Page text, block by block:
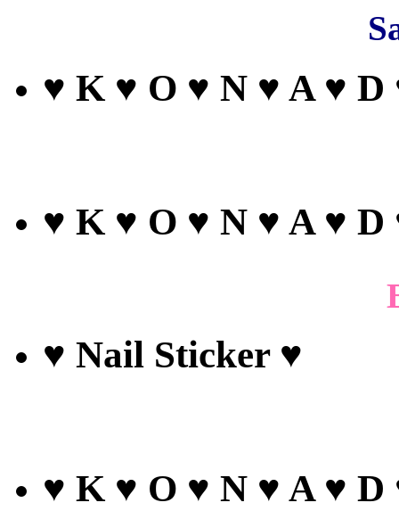
♥ K ♥ O ♥ N ♥ A ♥ D
♥ K ♥ O ♥ N ♥ A ♥ D
♥ Nail Sticker ♥
♥ K ♥ O ♥ N ♥ A ♥ D